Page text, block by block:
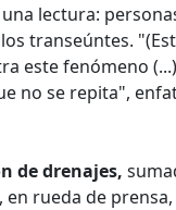
lectura:
transeúntes.
este fenómeno
no se repita",
de drenajes,
rueda de prensa,